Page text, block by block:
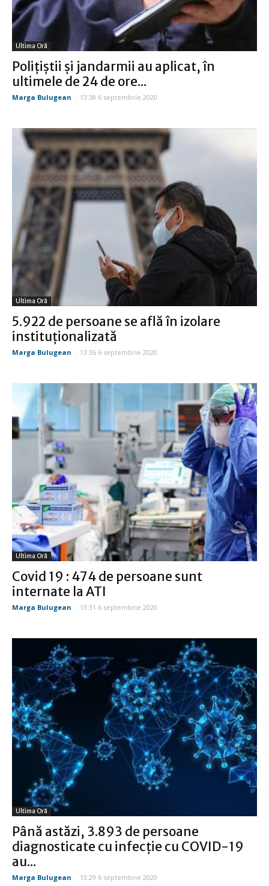
Ultima Oră
Polițiștii și jandarmii au aplicat, în
ultimele de 24 de ore...
Marga Bulugean - 13:38 6 septembrie 2020
Ultima Oră
5.922 de persoane se află în izolare
instituționalizată
Marga Bulugean - 13:36 6 septembrie 2020
Ultima Oră
Covid 19 : 474 de persoane sunt
internate la ATI
Marga Bulugean - 13:31 6 septembrie 2020
Ultima Oră
Până astăzi, 3.893 de persoane
diagnosticate cu infecție cu COVID-19
au...
Marga Bulugean - 13:29 6 septembrie 2020